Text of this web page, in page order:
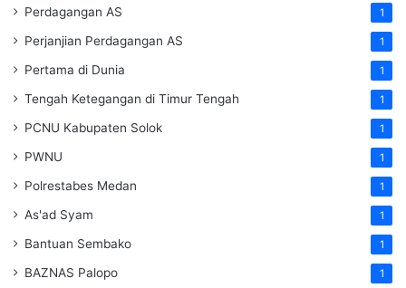
Perdagangan AS 1
Perjanjian Perdagangan AS 1
Pertama di Dunia 1
Tengah Ketegangan di Timur Tengah 1
PCNU Kabupaten Solok 1
PWNU 1
Polrestabes Medan 1
As'ad Syam 1
Bantuan Sembako 1
BAZNAS Palopo 1